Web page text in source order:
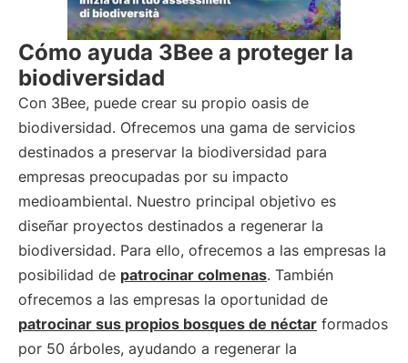
Cómo ayuda 3Bee a proteger la
biodiversidad
Con 3Bee, puede crear su propio oasis de
biodiversidad. Ofrecemos una gama de servicios
destinados a preservar la biodiversidad para
empresas preocupadas por su impacto
medioambiental. Nuestro principal objetivo es
diseñar proyectos destinados a regenerar la
biodiversidad. Para ello, ofrecemos a las empresas la
posibilidad de patrocinar colmenas. También
ofrecemos a las empresas la oportunidad de
patrocinar sus propios bosques de néctar formados
por 50 árboles, ayudando a regenerar la